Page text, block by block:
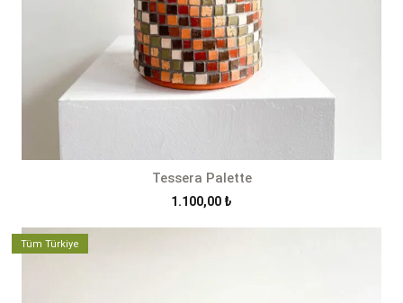
Tessera Palette
1.100,00 ₺
Tüm Türkiye